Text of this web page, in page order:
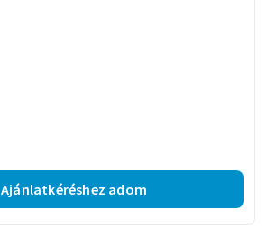
Ajánlatkéréshez adom